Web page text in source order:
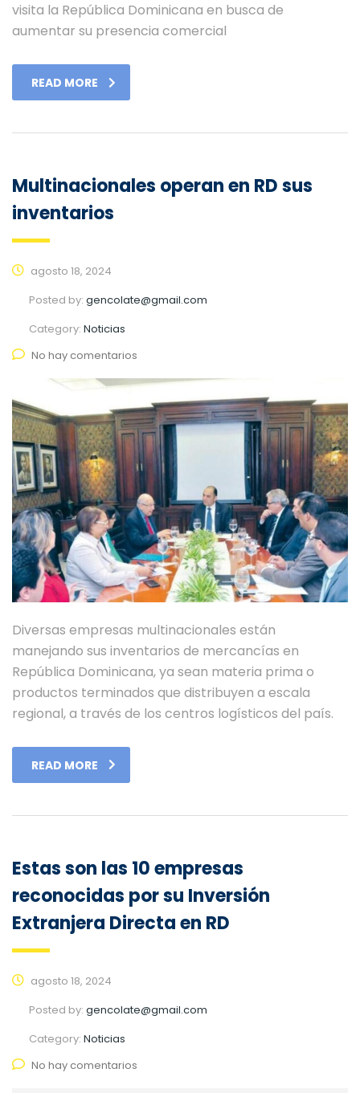
visita la República Dominicana en busca de
aumentar su presencia comercial
READ MORE
Multinacionales operan en RD sus
inventarios
agosto 18, 2024
Posted by: gencolate@gmail.com
Category: Noticias
No hay comentarios
Diversas empresas multinacionales están
manejando sus inventarios de mercancías en
República Dominicana, ya sean materia prima o
productos terminados que distribuyen a escala
regional, a través de los centros logísticos del país.
READ MORE
Estas son las 10 empresas
reconocidas por su Inversión
Extranjera Directa en RD
agosto 18, 2024
Posted by: gencolate@gmail.com
Category: Noticias
No hay comentarios